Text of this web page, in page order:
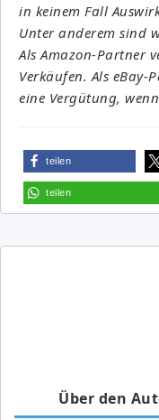
in keinem Fall
Unter anderem sind
Als Amazon-Partner
Verkäufen. Als
eine Vergütung,
teilen
teilen
Über den